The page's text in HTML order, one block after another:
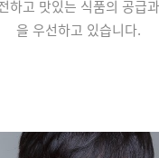
하고 맛있는 식품의 공급
을 우선하고 있습니다.